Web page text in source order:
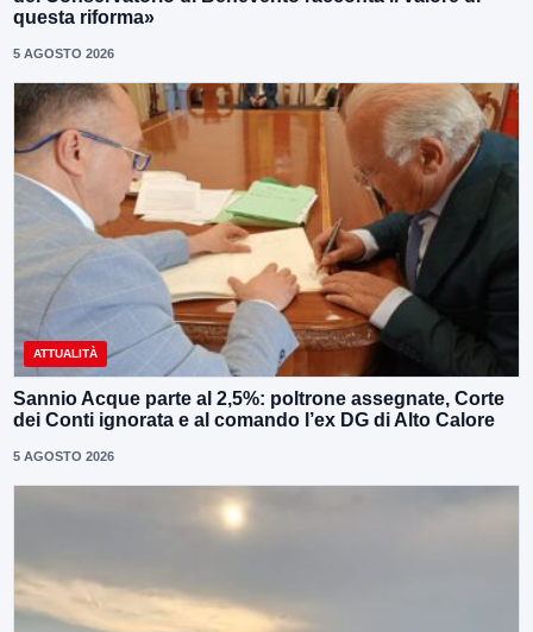
questa riforma»
5 AGOSTO 2026
ATTUALITÀ
Sannio Acque parte al 2,5%: poltrone assegnate, Corte
dei Conti ignorata e al comando l’ex DG di Alto Calore
5 AGOSTO 2026